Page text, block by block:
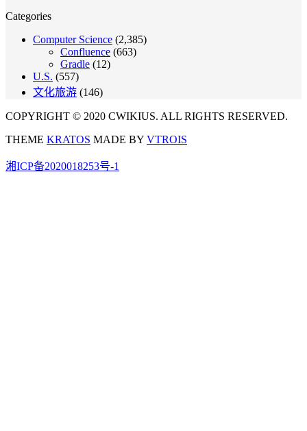
Categories
Computer Science (2,385)
Confluence (663)
Gradle (12)
U.S. (557)
文化旅游 (146)
COPYRIGHT © 2020 CWIKIUS. ALL RIGHTS RESERVED.
THEME KRATOS MADE BY VTROIS
湘ICP备2020018253号-1